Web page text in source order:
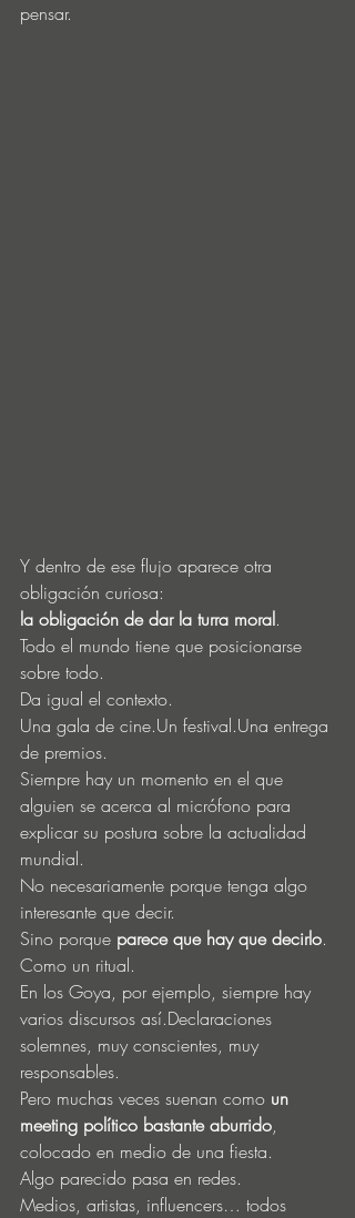
pensar.
Y dentro de ese flujo aparece otra
obligación curiosa:
la obligación de dar la turra moral.
Todo el mundo tiene que posicionarse
sobre todo.
Da igual el contexto.
Una gala de cine.Un festival.Una entrega
de premios.
Siempre hay un momento en el que
alguien se acerca al micrófono para
explicar su postura sobre la actualidad
mundial.
No necesariamente porque tenga algo
interesante que decir.
Sino porque parece que hay que decirlo.
Como un ritual.
En los Goya, por ejemplo, siempre hay
varios discursos así.Declaraciones
solemnes, muy conscientes, muy
responsables.
Pero muchas veces suenan como un
meeting político bastante aburrido,
colocado en medio de una fiesta.
Algo parecido pasa en redes.
Medios, artistas, influencers… todos